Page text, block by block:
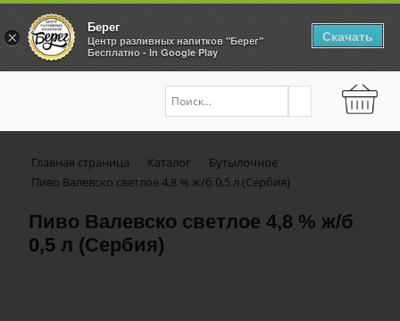
Главная страница Каталог
Бутылочное
Пиво Валевско светлое 4,8 % ж/б 0,5 л (Сербия)
Пиво Валевско светлое 4,8 % ж/б
0,5 л (Сербия)
×
Берег
Центр разливных напитков "Берег"
Бесплатно - In Google Play
Скачать